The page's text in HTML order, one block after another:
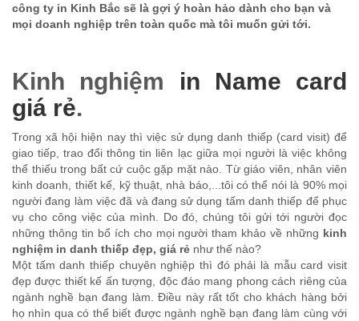
công ty in Kinh Bắc sẽ là gợi ý hoàn hảo dành cho bạn và
mọi doanh nghiệp trên toàn quốc mà tôi muốn gửi tới.
Kinh nghiệm in Name card
giá rẻ.
Trong xã hội hiện nay thì việc sử dụng danh thiếp (card visit) để
giao tiếp, trao đổi thông tin liên lạc giữa mọi người là việc không
thể thiếu trong bất cứ cuộc gặp mặt nào. Từ giáo viên, nhân viên
kinh doanh, thiết kế, kỹ thuật, nhà báo,...tôi có thể nói là 90% mọi
người đang làm việc đã và đang sử dụng tấm danh thiếp để phục
vụ cho công việc của mình. Do đó, chúng tôi gửi tới người đọc
những thông tin bổ ích cho mọi người tham khảo về những kinh
nghiệm in danh thiếp đẹp, giá rẻ như thế nào?
Một tấm danh thiếp chuyên nghiệp thì đó phải là mẫu card visit
đẹp được thiết kế ấn tượng, độc đáo mang phong cách riêng của
ngành nghề bạn đang làm. Điều này rất tốt cho khách hàng bởi
họ nhìn qua có thể biết được ngành nghề bạn đang làm cùng với